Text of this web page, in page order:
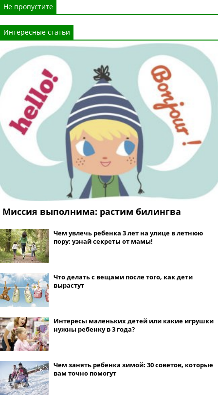
Не пропустите
Интересные статьи
Миссия выполнима: растим билингва
Чем увлечь ребенка 3 лет на улице в летнюю
пору: узнай секреты от мамы!
Что делать с вещами после того, как дети
вырастут
Интересы маленьких детей или какие игрушки
нужны ребенку в 3 года?
Чем занять ребенка зимой: 30 советов, которые
вам точно помогут